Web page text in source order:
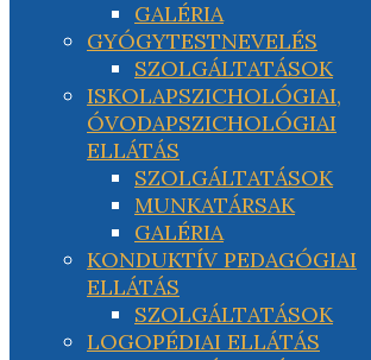
GALÉRIA
GYÓGYTESTNEVELÉS
SZOLGÁLTATÁSOK
ISKOLAPSZICHOLÓGIAI,
ÓVODAPSZICHOLÓGIAI
ELLÁTÁS
SZOLGÁLTATÁSOK
MUNKATÁRSAK
GALÉRIA
KONDUKTÍV PEDAGÓGIAI
ELLÁTÁS
SZOLGÁLTATÁSOK
LOGOPÉDIAI ELLÁTÁS